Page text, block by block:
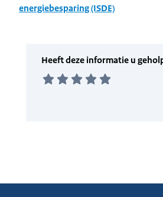
energiebesparing (ISDE)